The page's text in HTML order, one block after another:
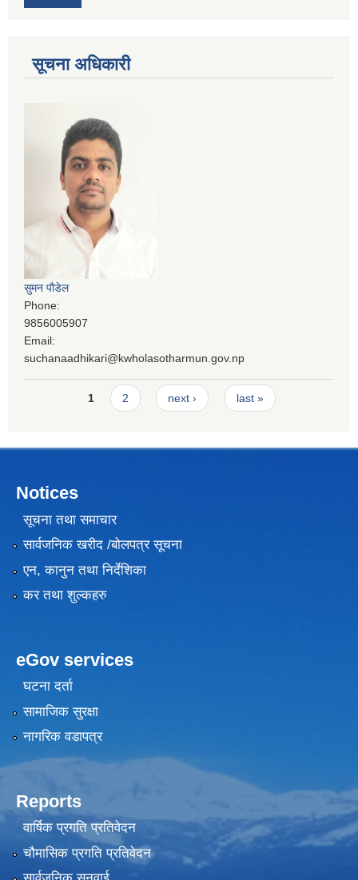
सूचना अधिकारी
सुमन पौडेल
Phone:
9856005907
Email:
suchanaadhikari@kwholasotharmun.gov.np
Pages1 2 next › last »
Notices
सूचना तथा समाचार
सार्वजनिक खरीद /बोलपत्र सूचना
एन, कानुन तथा निर्देशिका
कर तथा शुल्कहरु
eGov services
घटना दर्ता
सामाजिक सुरक्षा
नागरिक वडापत्र
Reports
वार्षिक प्रगति प्रतिवेदन
चौमासिक प्रगति प्रतिवेदन